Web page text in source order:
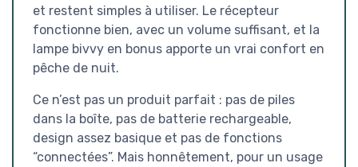
et restent simples à utiliser. Le récepteur
fonctionne bien, avec un volume suffisant, et la
lampe bivvy en bonus apporte un vrai confort en
pêche de nuit.
Ce n’est pas un produit parfait : pas de piles
dans la boîte, pas de batterie rechargeable,
design assez basique et pas de fonctions
“connectées”. Mais honnêtement, pour un usage